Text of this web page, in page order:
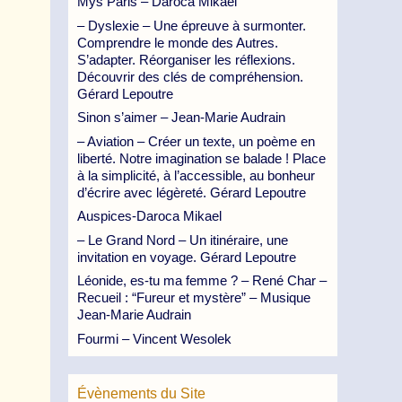
– Dyslexie – Une épreuve à surmonter.
Comprendre le monde des Autres.
S’adapter. Réorganiser les réflexions.
Découvrir des clés de compréhension.
Gérard Lepoutre
Sinon s’aimer – Jean-Marie Audrain
– Aviation – Créer un texte, un poème en
liberté. Notre imagination se balade ! Place
à la simplicité, à l’accessible, au bonheur
d’écrire avec légèreté. Gérard Lepoutre
Auspices-Daroca Mikael
– Le Grand Nord – Un itinéraire, une
invitation en voyage. Gérard Lepoutre
Léonide, es-tu ma femme ? – René Char –
Recueil : “Fureur et mystère” – Musique
Jean-Marie Audrain
Fourmi – Vincent Wesolek
Évènements du Site